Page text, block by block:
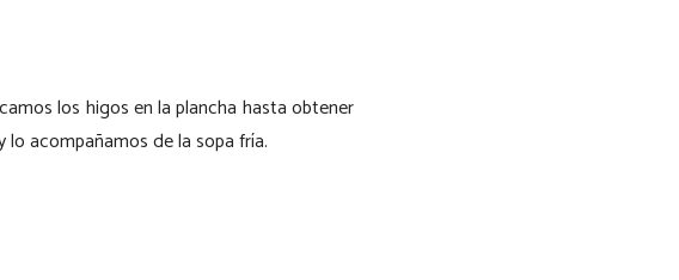
los higos en la plancha hasta obtener
acompañamos de la sopa fría.